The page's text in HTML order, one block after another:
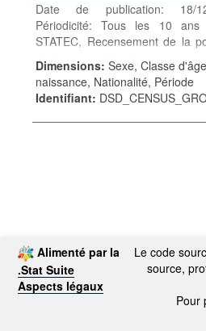
Date de publication: 18/
Périodicité: Tous les 10 ans
STATEC, Recensement de la
Catégorie: Population et
Population - Mots-clés:
âge, nationalité,
démographie
Dimensions: Sexe, Classe
naissance, Nationalité, Période
Identifiant:
Alimenté par la
.Stat Suite
Aspects légaux
Le code
source,
Pour